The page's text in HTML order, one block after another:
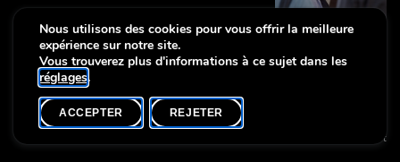
Notice légale-
Copyright © 2026, Lëtzebuerg City Museum. Tous droits réservés
made by Apart
Nous utilisons des cookies pour vous offrir la meilleure
expérience sur notre site.
Vous trouverez plus d'informations à ce sujet dans les
réglages.
ACCEPTER REJETER